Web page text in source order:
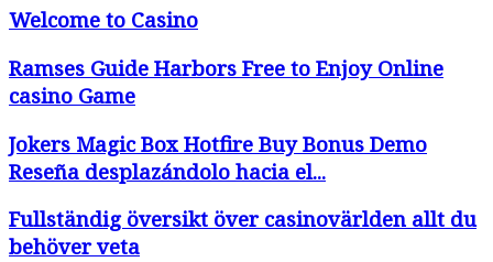
Welcome to Casino
Ramses Guide Harbors Free to Enjoy Online
casino Game
Jokers Magic Box Hotfire Buy Bonus Demo
Reseña desplazándolo hacia el...
Fullständig översikt över casinovärlden allt du
behöver veta